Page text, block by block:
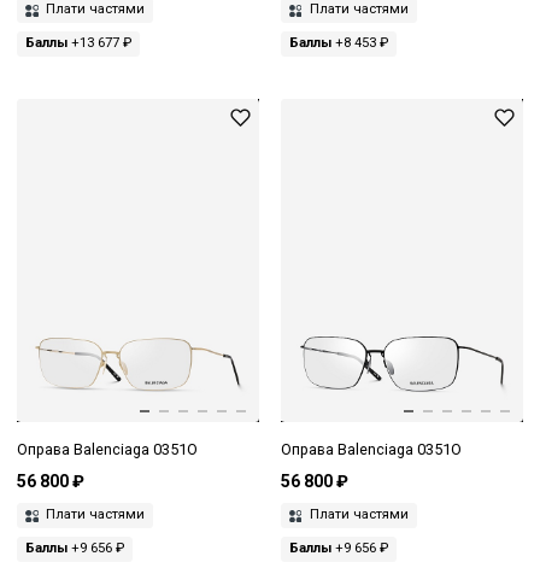
Плати частями
Баллы +13 677 ₽
Плати частями
Баллы+8 453 ₽
Оправа Balenciaga 0351O
56 800 ₽
Плати частями
Баллы +9 656 ₽
Оправа Balenciaga 0351O
56 800 ₽
Плати частями
Баллы+9 656 ₽